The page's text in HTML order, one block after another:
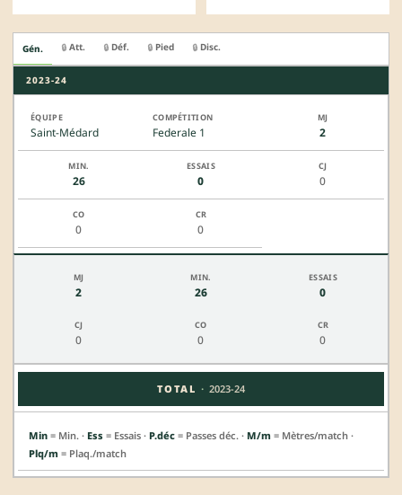
Gén. 🔒 Att. 🔒 Déf. 🔒 Pied 🔒 Disc.
2023-24
Saint-Médard Federale 1 2
26 0 0
0 0
2 26 0
0 0 0
TOTAL · 2023-24
Min = Min. · Ess = Essais · P.déc = Passes déc. · M/m = Mètres/match ·
Plq/m = Plaq./match